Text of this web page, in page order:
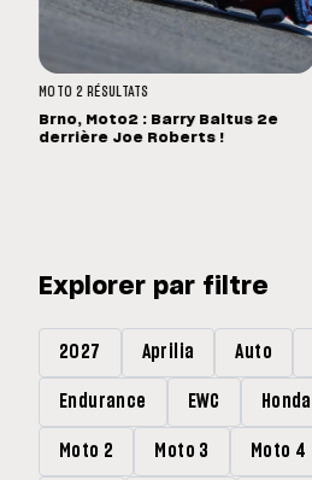
MOTO 2 RÉSULTATS
Brno, Moto2 : Barry Baltus 2e
derrière Joe Roberts !
Explorer par filtre
2027 Aprilia Auto
Endurance EWC Honda
Moto 2 Moto 3 Moto 4